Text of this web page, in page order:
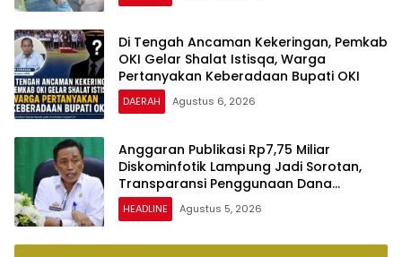
Di Tengah Ancaman Kekeringan, Pemkab
OKI Gelar Shalat Istisqa, Warga
Pertanyakan Keberadaan Bupati OKI
DAERAH Agustus 6, 2026
Anggaran Publikasi Rp7,75 Miliar
Diskominfotik Lampung Jadi Sorotan,
Transparansi Penggunaan Dana
Dipertanyakan
HEADLINE Agustus 5, 2026